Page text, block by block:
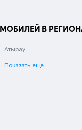
В
Атырау
Показать еще